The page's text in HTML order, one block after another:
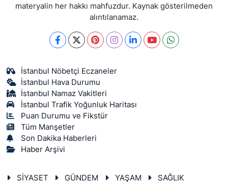
materyalin her hakkı mahfuzdur. Kaynak gösterilmeden
alıntılanamaz.
İstanbul Nöbetçi Eczaneler
İstanbul Hava Durumu
İstanbul Namaz Vakitleri
İstanbul Trafik Yoğunluk Haritası
Puan Durumu ve Fikstür
Tüm Manşetler
Son Dakika Haberleri
Haber Arşivi
SİYASET GÜNDEM YAŞAM SAĞLIK